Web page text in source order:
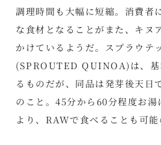
調理時間も大幅に短縮。消費者
な食材となることがまた、キヌ
かけているようだ。スプラウテ
(SPROUTED QUINOA)は、基
るものだが、同品は発芽後天日
のこと。45分から60分程度お湯
より、RAWで食べることも可能